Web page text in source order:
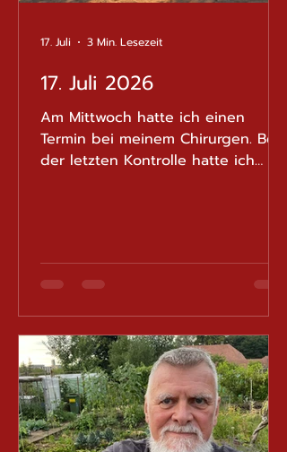
17. Juli 2026
Am Mittwoch hatte ich einen
Termin bei meinem Chirurgen. Bei
der letzten Kontrolle hatte ich
Hoffnungen nicht erfüllt. Dieses
Mal ging ich deshalb ohne
besondere Erwartungen zum
Termin. Schliesslich ist es besser,
angenehm überrascht zu werden,
als erneut enttäuscht zu sein. Die
Untersuchung begann mit den
mittlerweile schon traditionellen
Röntgenaufnahmen. Selbs
17. Juli 3 Min. Lesezeit